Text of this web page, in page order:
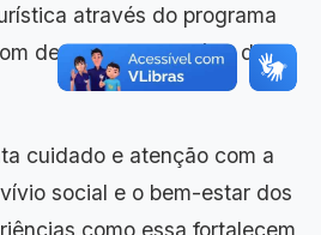
através do programa
destino ao município de
cuidado e atenção com a
social e o bem-estar dos
como essa fortalecem